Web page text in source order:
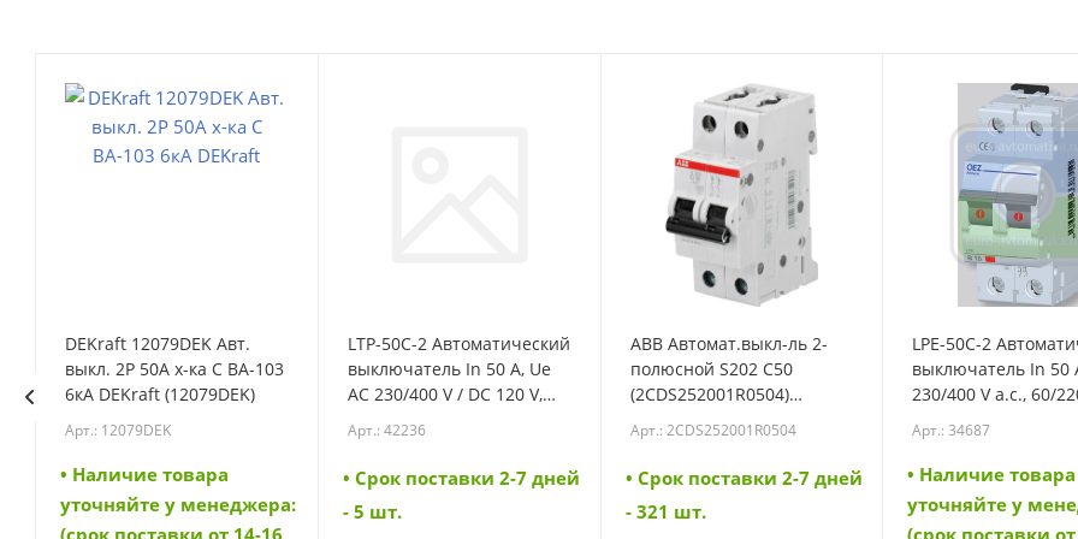
DEKraft 12079DEK Авт.
выкл. 2Р 50А х-ка C ВА-103
6кА DEKraft (12079DEK)
Арт.: 12079DEK
• Наличие товара
уточняйте у менеджера:
(срок поставки от 14-16
LTP-50C-2 Автоматический
выключатель In 50 A, Ue
AC 230/400 V / DC 120 V,
полюс, Icn 6 kA (42236)
Арт.: 42236
• Cрок поставки 2-7 дней
- 5 шт.
ABB Автомат.выкл-ль 2-
полюсной S202 C50
(2CDS252001R0504)
Арт.: 2CDS252001R0504
• Cрок поставки 2-7 дней
- 321 шт.
LPE-50C-2
выключатель In 50
230/400 V a.c., 60/
полюс, Icn 6 kA
Арт.: 34687
• Наличие товара
уточняйте у
(срок поставки